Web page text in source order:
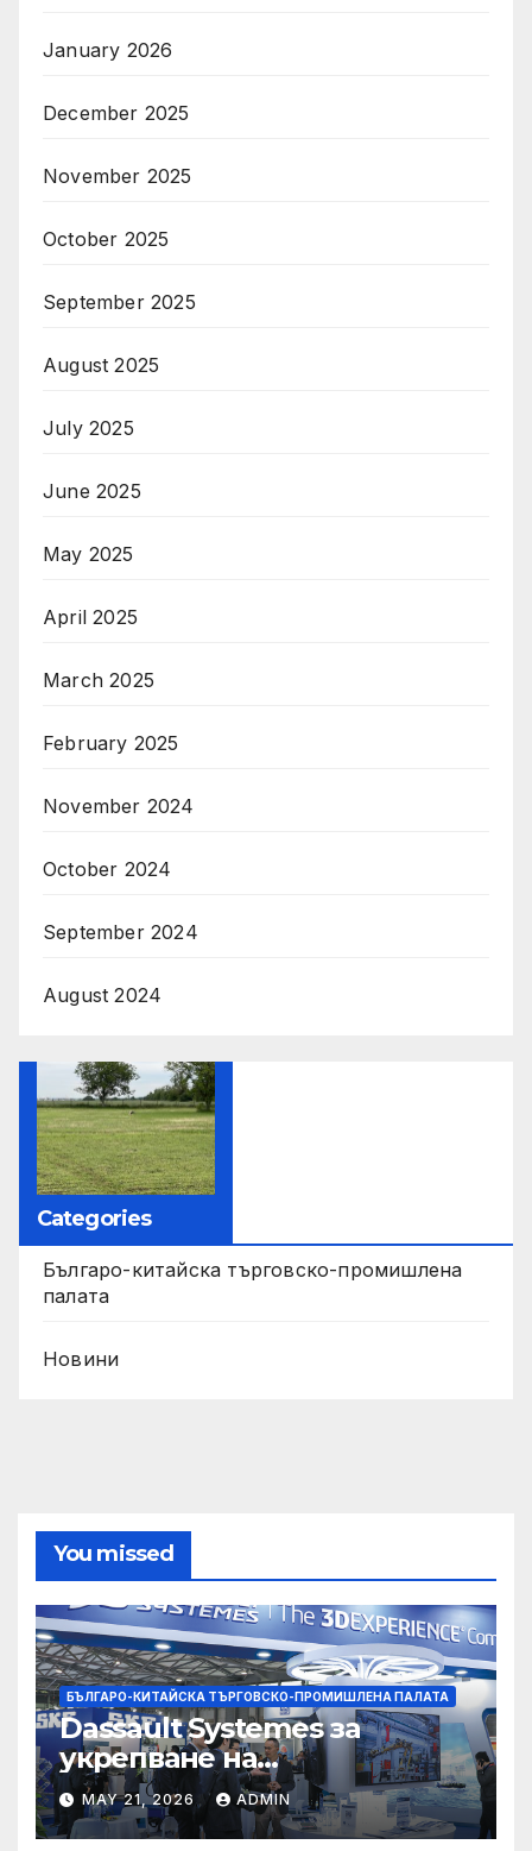
January 2026
December 2025
November 2025
October 2025
September 2025
August 2025
July 2025
June 2025
May 2025
April 2025
March 2025
February 2025
November 2024
October 2024
September 2024
August 2024
Categories
Българо-китайска търговско-промишлена
палата
Новини
You missed
БЪЛГАРО-КИТАЙСКА ТЪРГОВСКО-ПРОМИШЛЕНА ПАЛАТА
Dassault Systemes за
укрепване на
изграждането на AI
екосистема в Китай
MAY 21, 2026 ADMIN